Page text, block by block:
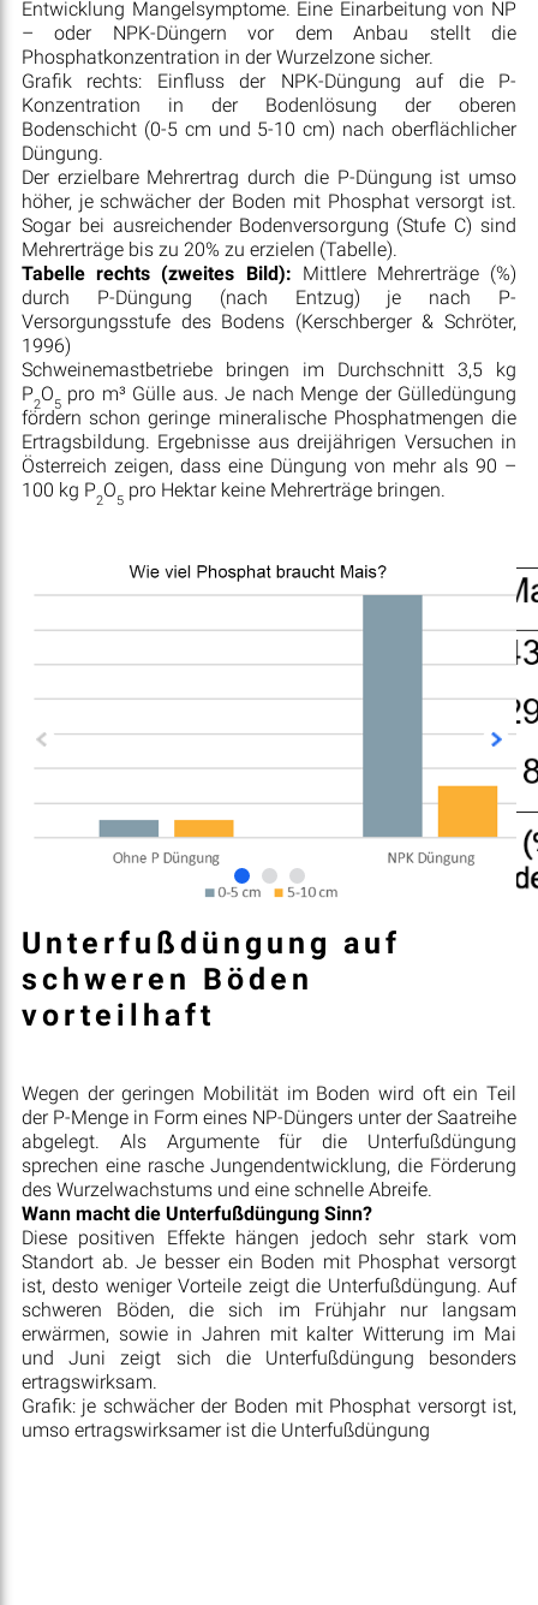
Entwicklung Mangelsymptome. Eine Einarbeitung von NP
– oder NPK-Düngern vor dem Anbau stellt die
Phosphatkonzentration in der Wurzelzone sicher.
Grafik rechts: Einfluss der NPK-Düngung auf die P-
Konzentration in der Bodenlösung der oberen
Bodenschicht (0-5 cm und 5-10 cm) nach oberflächlicher
Düngung.
Der erzielbare Mehrertrag durch die P-Düngung ist umso
höher, je schwächer der Boden mit Phosphat versorgt ist.
Sogar bei ausreichender Bodenversorgung (Stufe C) sind
Mehrerträge bis zu 20% zu erzielen (Tabelle).
Tabelle rechts (zweites Bild): Mittlere Mehrerträge (%)
durch P-Düngung (nach Entzug) je nach P-
Versorgungsstufe des Bodens (Kerschberger & Schröter,
1996)
Schweinemastbetriebe bringen im Durchschnitt 3,5 kg
P2O5pro m³ Gülle aus. Je nach Menge der Gülledüngung
fördern schon geringe mineralische Phosphatmengen die
Ertragsbildung. Ergebnisse aus dreijährigen Versuchen in
Österreich zeigen, dass eine Düngung von mehr als 90 –
100 kg P2O5pro Hektar keine Mehrerträge bringen.
Unterfußdüngung auf
schweren Böden
vorteilhaft
Wegen der geringen Mobilität im Boden wird oft ein Teil
der P-Menge in Form eines NP-Düngers unter der Saatreihe
abgelegt. Als Argumente für die Unterfußdüngung
sprechen eine rasche Jungendentwicklung, die Förderung
des Wurzelwachstums und eine schnelle Abreife.
Wann macht die Unterfußdüngung Sinn?
Diese positiven Effekte hängen jedoch sehr stark vom
Standort ab. Je besser ein Boden mit Phosphat versorgt
ist, desto weniger Vorteile zeigt die Unterfußdüngung. Auf
schweren Böden, die sich im Frühjahr nur langsam
erwärmen, sowie in Jahren mit kalter Witterung im Mai
und Juni zeigt sich die Unterfußdüngung besonders
ertragswirksam.
Grafik: je schwächer der Boden mit Phosphat versorgt ist,
umso ertragswirksamer ist die Unterfußdüngung